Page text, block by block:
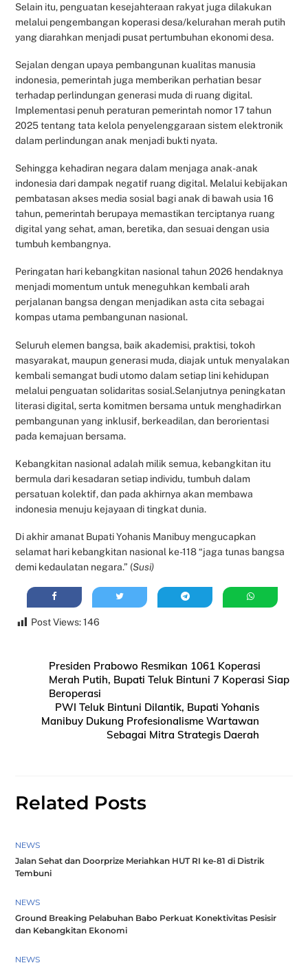
Selain itu, penguatan kesejahteraan rakyat juga dilakukan
melalui pengembangan koperasi desa/kelurahan merah putih
yang diarahkan menjadi pusat pertumbuhan ekonomi desa.
Sejalan dengan upaya pembangunan kualitas manusia
indonesia, pemerintah juga memberikan perhatian besar
terhadap perlindungan generasi muda di ruang digital.
Implementasi penuh peraturan pemerintah nomor 17 tahun
2025 tentang tata kelola penyelenggaraan sistem elektronik
dalam perlindungan anak menjadi bukti nyata.
Sehingga kehadiran negara dalam menjaga anak-anak
indonesia dari dampak negatif ruang digital. Melalui kebijakan
pembatasan akses media sosial bagi anak di bawah usia 16
tahun, pemerintah berupaya memastikan terciptanya ruang
digital yang sehat, aman, beretika, dan sesuai dengan usia
tumbuh kembangnya.
Peringatan hari kebangkitan nasional tahun 2026 hendaknya
menjadi momentum untuk meneguhkan kembali arah
perjalanan bangsa dengan menjadikan asta cita sebagai
kompas utama pembangunan nasional.
Seluruh elemen bangsa, baik akademisi, praktisi, tokoh
masyarakat, maupun generasi muda, diajak untuk menyalakan
kembali semangat budi utomo dalam setiap lini kehidupan
melalui penguatan solidaritas sosial.Selanjutnya peningkatan
literasi digital, serta komitmen bersama untuk menghadirkan
pembangunan yang inklusif, berkeadilan, dan berorientasi
pada kemajuan bersama.
Kebangkitan nasional adalah milik semua, kebangkitan itu
bermula dari kesadaran setiap individu, tumbuh dalam
persatuan kolektif, dan pada akhirnya akan membawa
indonesia menuju kejayaan di tingkat dunia.
Di akhir amanat Bupati Yohanis Manibuy mengucapkan
selamat hari kebangkitan nasional ke-118 “jaga tunas bangsa
demi kedaulatan negara.” (Susi)
Post Views: 146
Presiden Prabowo Resmikan 1061 Koperasi
Merah Putih, Bupati Teluk Bintuni 7 Koperasi Siap
Beroperasi
PWI Teluk Bintuni Dilantik, Bupati Yohanis
Manibuy Dukung Profesionalisme Wartawan
Sebagai Mitra Strategis Daerah
Related Posts
NEWS
Jalan Sehat dan Doorprize Meriahkan HUT RI ke-81 di Distrik
Tembuni
NEWS
Ground Breaking Pelabuhan Babo Perkuat Konektivitas Pesisir
dan Kebangkitan Ekonomi
NEWS